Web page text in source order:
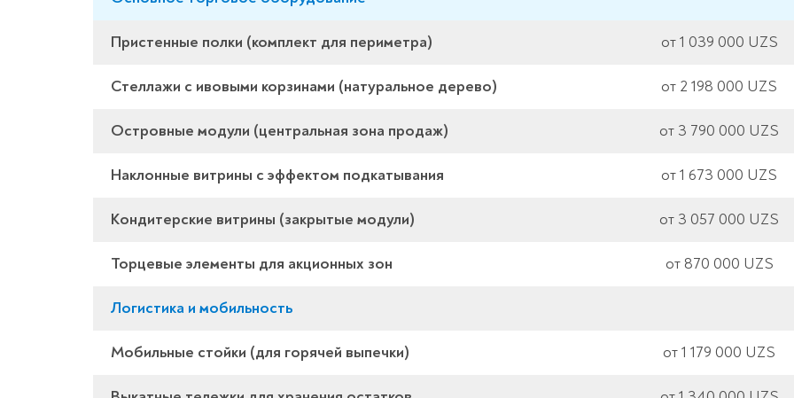
Пристенные полки (комплект для периметра) от 1 039 000 UZS
Стеллажи с ивовыми корзинами (натуральное дерево) от 2 198 000 UZS
Островные модули (центральная зона продаж) от 3 790 000 UZS
Наклонные витрины с эффектом подкатывания от 1 673 000 UZS
Кондитерские витрины (закрытые модули) от 3 057 000 UZS
Торцевые элементы для акционных зон от 870 000 UZS
Логистика и мобильность
Мобильные стойки (для горячей выпечки) от 1 179 000 UZS